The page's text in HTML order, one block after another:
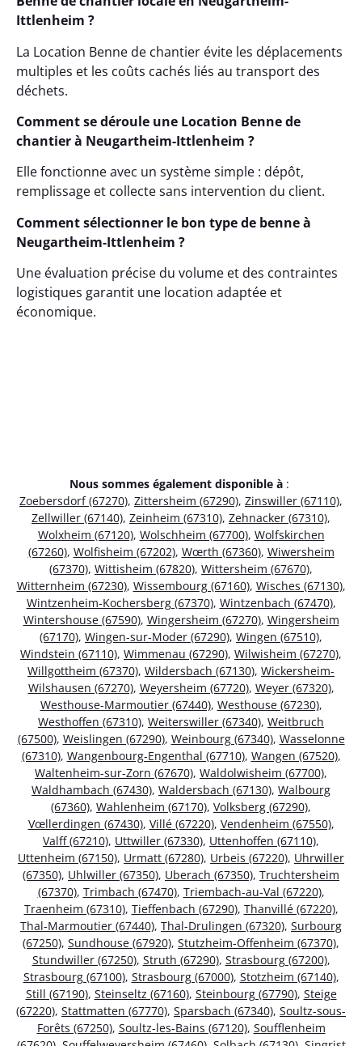
Ittlenheim ?
La Location Benne de chantier évite les déplacements
multiples et les coûts cachés liés au transport des
déchets.
Comment se déroule une Location Benne de
chantier à Neugartheim-Ittlenheim ?
Elle fonctionne avec un système simple : dépôt,
remplissage et collecte sans intervention du client.
Comment sélectionner le bon type de benne à
Neugartheim-Ittlenheim ?
Une évaluation précise du volume et des contraintes
logistiques garantit une location adaptée et
économique.
Nous sommes également disponible à :
Zoebersdorf (67270), Zittersheim (67290), Zinswiller (67110),
Zellwiller (67140), Zeinheim (67310), Zehnacker (67310),
Wolxheim (67120), Wolschheim (67700), Wolfskirchen
(67260), Wolfisheim (67202), Wœrth (67360), Wiwersheim
(67370), Wittisheim (67820), Wittersheim (67670),
Witternheim (67230), Wissembourg (67160), Wisches (67130),
Wintzenheim-Kochersberg (67370), Wintzenbach (67470),
Wintershouse (67590), Wingersheim (67270), Wingersheim
(67170), Wingen-sur-Moder (67290), Wingen (67510),
Windstein (67110), Wimmenau (67290), Wilwisheim (67270),
Willgottheim (67370), Wildersbach (67130), Wickersheim-
Wilshausen (67270), Weyersheim (67720), Weyer (67320),
Westhouse-Marmoutier (67440), Westhouse (67230),
Westhoffen (67310), Weiterswiller (67340), Weitbruch
(67500), Weislingen (67290), Weinbourg (67340), Wasselonne
(67310), Wangenbourg-Engenthal (67710), Wangen (67520),
Waltenheim-sur-Zorn (67670), Waldolwisheim (67700),
Waldhambach (67430), Waldersbach (67130), Walbourg
(67360), Wahlenheim (67170), Volksberg (67290),
Vœllerdingen (67430), Villé (67220), Vendenheim (67550),
Valff (67210), Uttwiller (67330), Uttenhoffen (67110),
Uttenheim (67150), Urmatt (67280), Urbeis (67220), Uhrwiller
(67350), Uhlwiller (67350), Uberach (67350), Truchtersheim
(67370), Trimbach (67470), Triembach-au-Val (67220),
Traenheim (67310), Tieffenbach (67290), Thanvillé (67220),
Thal-Marmoutier (67440), Thal-Drulingen (67320), Surbourg
(67250), Sundhouse (67920), Stutzheim-Offenheim (67370),
Stundwiller (67250), Struth (67290), Strasbourg (67200),
Strasbourg (67100), Strasbourg (67000), Stotzheim (67140),
Still (67190), Steinseltz (67160), Steinbourg (67790), Steige
(67220), Stattmatten (67770), Sparsbach (67340), Soultz-sous-
Forêts (67250), Soultz-les-Bains (67120), Soufflenheim